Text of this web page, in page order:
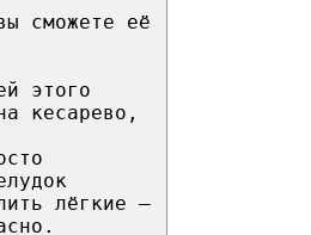
сможете её
этого
кесарево,
лёгкие —